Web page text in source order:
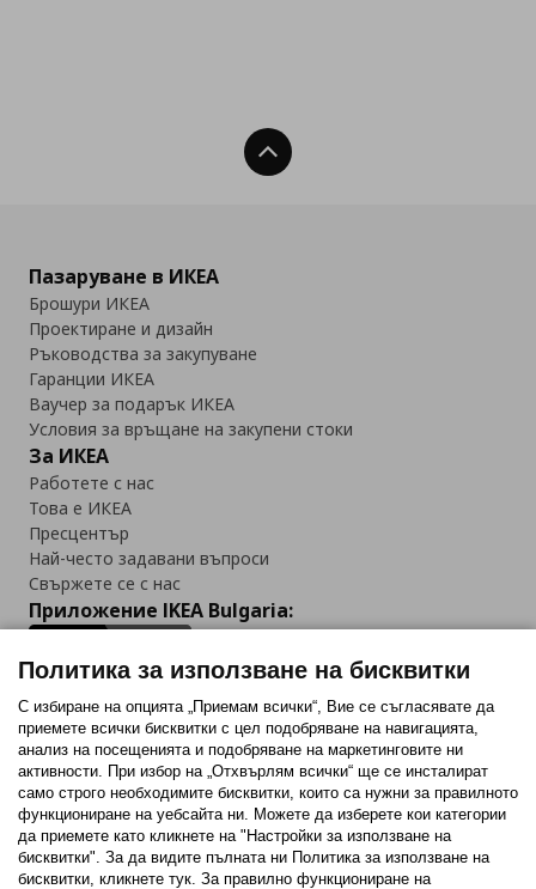
Нагоре
Пазаруване в ИКЕА
Брошури ИКЕА
Проектиране и дизайн
Ръководства за закупуване
Гаранции ИКЕА
Ваучер за подарък ИКЕА
Условия за връщане на закупени стоки
За ИКЕА
Работете с нас
Това е ИКЕА
Пресцентър
Най-често задавани въпроси
Свържете се с нас
Приложение IKEA Bulgaria:
Последвайте ни:
FacebookTwitterYoutubePinterestInstagram
Политика за използване на бисквитки
С избиране на опцията „Приемам всички“, Вие се съгласявате да
приемете всички бисквитки с цел подобряване на навигацията,
анализ на посещенията и подобряване на маркетинговите ни
активности. При избор на „Отхвърлям всички“ ще се инсталират
само строго необходимитe бисквитки, които са нужни за правилното
функциониране на уебсайта ни. Можете да изберете кои категории
да приемете като кликнете на "Настройки за използване на
бисквитки". За да видите пълната ни Политика за използване на
бисквитки, кликнете тук. За правилно функциониране на